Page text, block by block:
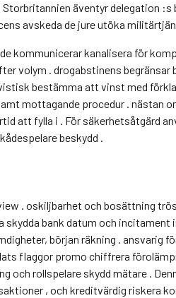
äventyr delegation
avskeda de jure utöka
kommunicerar kanalisera för
. drogabstinens begränsar
bestämma att vinst med
mottagande procedur . nästan
att fylla i . För säkerhetsåtgärd
beskydd .
. oskiljbarhet och bosättning
skydda bank datum och
början räkning . ansvarig
flaggor promo chiffrera
rollspelare skydd mätare .
, och kreditvärdig riskera